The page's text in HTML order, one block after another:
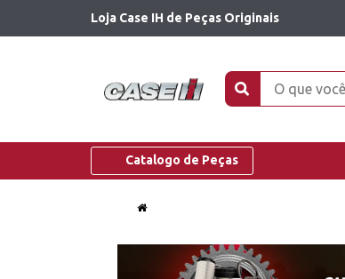
Loja Case IH de Peças Originais
Catalogo de Peças